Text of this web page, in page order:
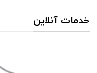
خدمات آنلاین